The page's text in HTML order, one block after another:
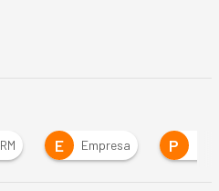
E Empresa P Proyectos